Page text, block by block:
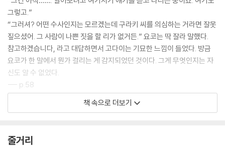
그렇고.”
“그러셔? 어떤 수사인지는 모르겠는데 구라키 씨를 의심하는 거라면 잘못
짚으셨어. 그 사람이 나쁜 짓을 할 리가 없거든.” 요코는 딱 잘라 말했다.
참고하겠습니다, 라고 대답하면서 고다이는 기묘한 느낌이 들었다. 방금
요코가 한 말에서 뭔가 걸리는 게 감지되었던 것이다. 그게 무엇인지는 자
신도 알 수 없었다.
--- p.58
어째서 구라키는 33년 전에 체포되지 않았는가, 어째서 용의 선상에서 제
책 속으로 더보기
줄거리